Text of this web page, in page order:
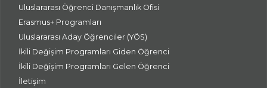
Uluslararası Öğrenci Danışmanlık Ofisi
Erasmus+ Programları
Uluslararası Aday Öğrenciler (YÖS)
İkili Değişim Programları Giden Öğrenci
İkili Değişim Programları Gelen Öğrenci
İletişim